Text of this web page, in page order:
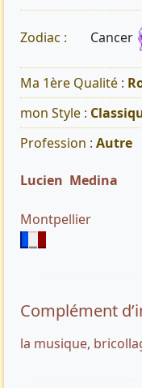
Zodiac : Cancer
Ma 1ère Qualité :
mon Style :
Profession : Autre
Lucien Medina
Montpellier
Complément
la musique,